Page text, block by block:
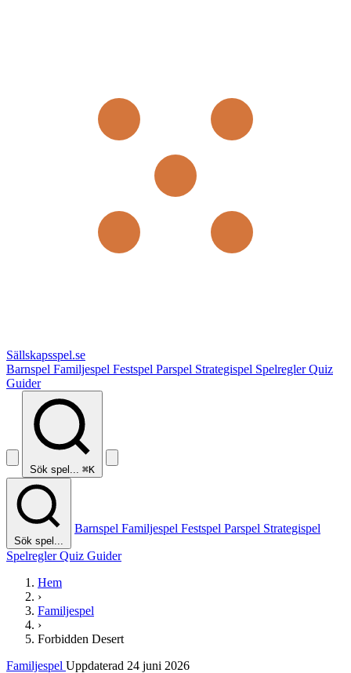
Sällskapsspel.se
Barnspel Familjespel Festspel Parspel Strategispel SpelreglerQuiz
Guider
Sök spel... ⌘K
Sök spel...
Barnspel Familjespel Festspel Parspel Strategispel
SpelreglerQuiz Guider
Hem
›
Familjespel
›
Forbidden Desert
Familjespel Uppdaterad 24 juni 2026